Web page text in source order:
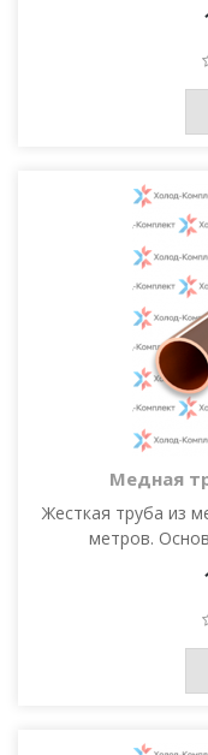
Медная
Жесткая труба из
метров.